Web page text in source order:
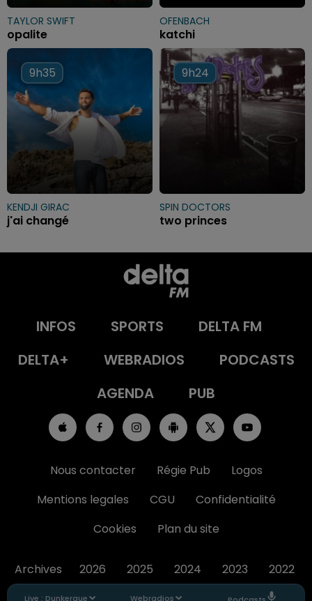
Live : Dunkerque Webradios
TAYLOR SWIFT
opalite
OFENBACH
katchi
9h35
9h35
KENDJI GIRAC
j'ai changé
9h24
9h24
SPIN DOCTORS
two princes
INFOS SPORTS
DELTA FM
DELTA+
WEBRADIOS
PODCASTS
AGENDA
PUB
Nous contacter Régie Pub
Logos
Mentions legales
CGU
Confidentialité
Cookies
Plan du site
Archives 2026 2025 2024 2023 2022